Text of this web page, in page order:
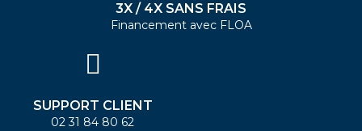
3X / 4X SANS FRAIS
Financement avec FLOA
SUPPORT CLIENT
02 31 84 80 62